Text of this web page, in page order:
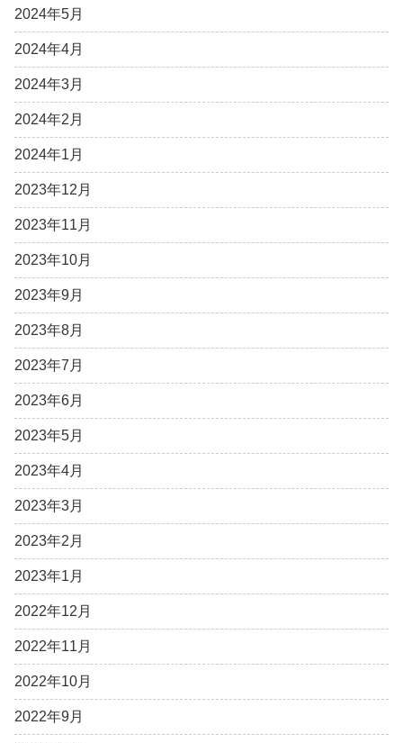
2024年5月
2024年4月
2024年3月
2024年2月
2024年1月
2023年12月
2023年11月
2023年10月
2023年9月
2023年8月
2023年7月
2023年6月
2023年5月
2023年4月
2023年3月
2023年2月
2023年1月
2022年12月
2022年11月
2022年10月
2022年9月